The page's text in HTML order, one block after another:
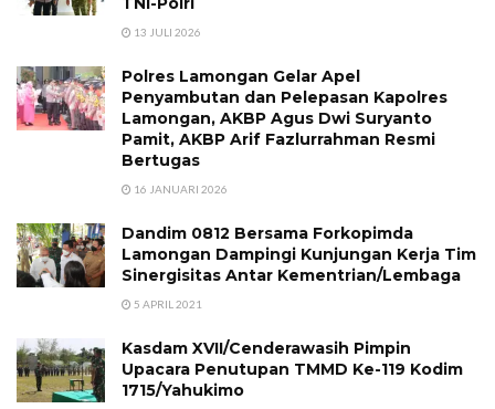
13 JULI 2026
Polres Lamongan Gelar Apel
Penyambutan dan Pelepasan Kapolres
Lamongan, AKBP Agus Dwi Suryanto
Pamit, AKBP Arif Fazlurrahman Resmi
Bertugas
16 JANUARI 2026
Dandim 0812 Bersama Forkopimda
Lamongan Dampingi Kunjungan Kerja Tim
Sinergisitas Antar Kementrian/Lembaga
5 APRIL 2021
Kasdam XVII/Cenderawasih Pimpin
Upacara Penutupan TMMD Ke-119 Kodim
1715/Yahukimo